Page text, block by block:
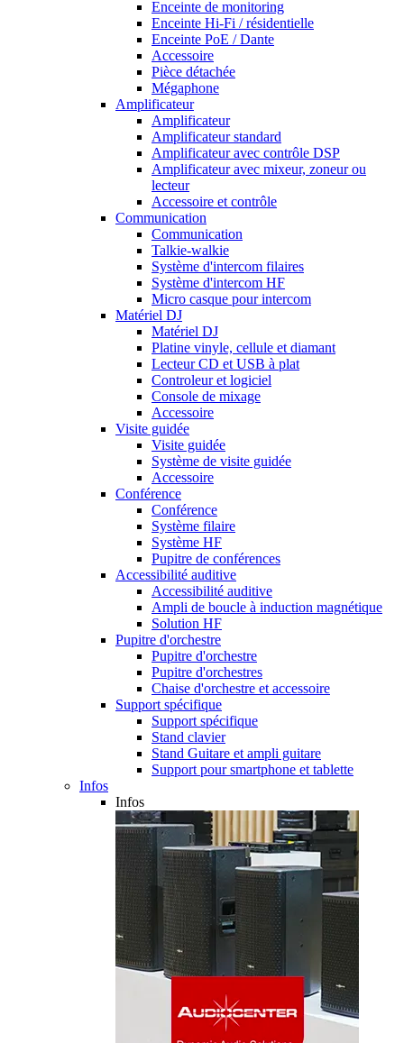
Enceinte de monitoring
Enceinte Hi-Fi / résidentielle
Enceinte PoE / Dante
Accessoire
Pièce détachée
Mégaphone
Amplificateur
Amplificateur
Amplificateur standard
Amplificateur avec contrôle DSP
Amplificateur avec mixeur, zoneur ou
lecteur
Accessoire et contrôle
Communication
Communication
Talkie-walkie
Système d'intercom filaires
Système d'intercom HF
Micro casque pour intercom
Matériel DJ
Matériel DJ
Platine vinyle, cellule et diamant
Lecteur CD et USB à plat
Controleur et logiciel
Console de mixage
Accessoire
Visite guidée
Visite guidée
Système de visite guidée
Accessoire
Conférence
Conférence
Système filaire
Système HF
Pupitre de conférences
Accessibilité auditive
Accessibilité auditive
Ampli de boucle à induction magnétique
Solution HF
Pupitre d'orchestre
Pupitre d'orchestre
Pupitre d'orchestres
Chaise d'orchestre et accessoire
Support spécifique
Support spécifique
Stand clavier
Stand Guitare et ampli guitare
Support pour smartphone et tablette
Infos
Infos